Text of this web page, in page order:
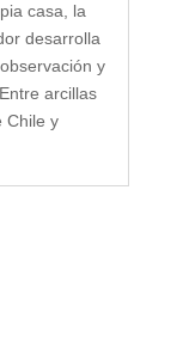
casa, la
desarrolla
y
arcillas
Chile y